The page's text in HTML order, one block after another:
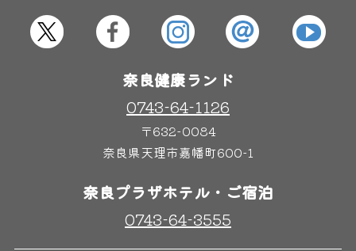
奈良健康ランド
0743-64-1126
〒632-0084
奈良県天理市嘉幡町600-1
奈良プラザホテル・ご宿泊
0743-64-3555